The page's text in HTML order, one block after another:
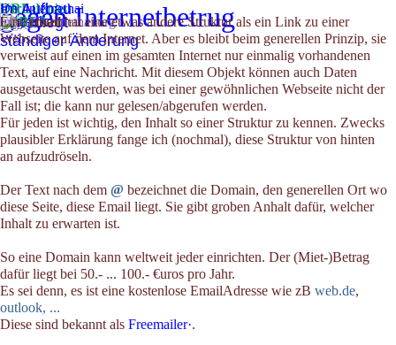
gegen Internetbetrug
Der Internethai
Im Aufbau
<
URL-Links
>
Unterliegt
ständiger Änderung
Aktuell
Erkenne
Polizei
!
URL
!
Zweck
Ursache
Muster
Fallen
Werben
Fälle
Empfehl
Reinfall
Market
Trend
Begriffe·
Wissen
Geschi..
Sichern
Blumen
Externe
?
Hilfe
?
Beispiele
Weitere
Impress
! URL !
Begriffe
Sinn
Kurz
Aufbau
Email
Aussehen
Beispiele
Geschichte
info@internethai.org
Eineemailhat eine etwas andere Struktur als ein Link zu einer
Webseite auf dem Internet. Aber es bleibt beim generellen Prinzip, sie
verweist auf einen im gesamten Internet nur einmalig vorhandenen
Text, auf eine Nachricht. Mit diesem Objekt können auch Daten
ausgetauscht werden, was bei einer gewöhnlichen Webseite nicht der
Fall ist; die kann nur gelesen/abgerufen werden.
Für jeden ist wichtig, den Inhalt so einer Struktur zu kennen. Zwecks
plausibler Erklärung fange ich (nochmal), diese Struktur von hinten
an aufzudröseln.
Der Text nach dem @ bezeichnet die Domain, den generellen Ort wo
diese Seite, diese Email liegt. Sie gibt groben Anhalt dafür, welcher
Inhalt zu erwarten ist.
So eine Domain kann weltweit jeder einrichten. Der (Miet-)Betrag
dafür liegt bei 50.- ... 100.- €uros pro Jahr.
Es sei denn, es ist eine kostenlose EmailAdresse wie zB web.de,
outlook, ...
Diese sind bekannt als Freemailer·.